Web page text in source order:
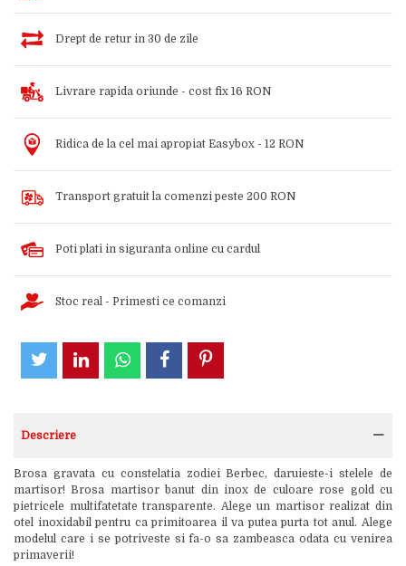
Drept de retur in 30 de zile
Livrare rapida oriunde - cost fix 16 RON
Ridica de la cel mai apropiat Easybox - 12 RON
Transport gratuit la comenzi peste 200 RON
Poti plati in siguranta online cu cardul
Stoc real - Primesti ce comanzi
Descriere
Brosa gravata cu constelatia zodiei Berbec, daruieste-i stelele de
martisor! Brosa martisor banut din inox de culoare rose gold cu
pietricele multifatetate transparente. Alege un martisor realizat din
otel inoxidabil pentru ca primitoarea il va putea purta tot anul. Alege
modelul care i se potriveste si fa-o sa zambeasca odata cu venirea
primaverii!